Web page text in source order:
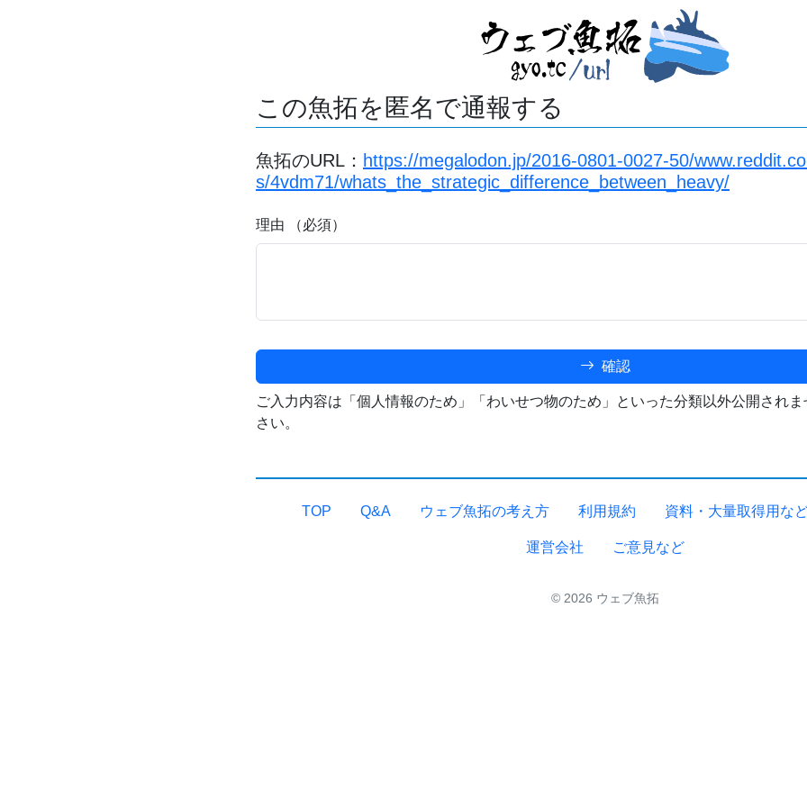
この魚拓を匿名で通報する
魚拓のURL： https://megalodon.jp/2016-0801-0027-50/
s/4vdm71/whats_the_strategic_difference_between_heavy/
理由 （必須）
確認
ご入力内容は「個人情報のため」「わいせつ物のため」といった分類以外公開され
さい。
TOP Q&A ウェブ魚拓の考え方 利用規約 資料・大量取得用な
運営会社 ご意見など
© 2026 ウェブ魚拓